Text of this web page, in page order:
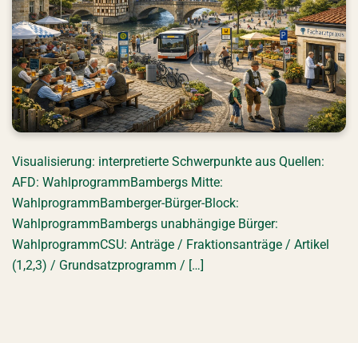
Visualisierung: interpretierte Schwerpunkte aus Quellen:
AFD: WahlprogrammBambergs Mitte:
WahlprogrammBamberger-Bürger-Block:
WahlprogrammBambergs unabhängige Bürger:
WahlprogrammCSU: Anträge / Fraktionsanträge / Artikel
(1,2,3) / Grundsatzprogramm / […]